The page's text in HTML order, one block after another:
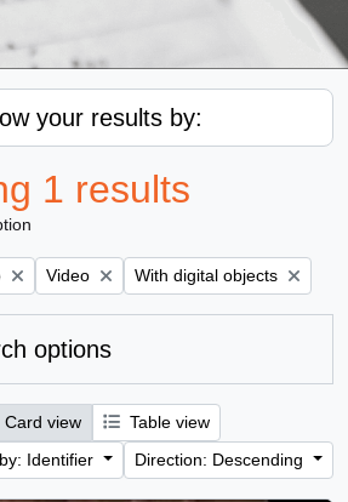
your results by:
1 results
Remove filter:
Video Remove filter:
With digital objects
options
Card view
Table view
Identifier
Direction: Descending